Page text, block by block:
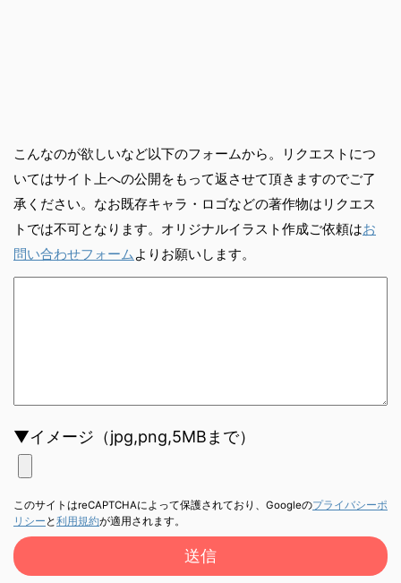
こんなのが欲しいなど以下のフォームから。リクエストにつ
いてはサイト上への公開をもって返させて頂きますのでご了
承ください。なお既存キャラ・ロゴなどの著作物はリクエス
トでは不可となります。オリジナルイラスト作成ご依頼はお
問い合わせフォーム よりお願いします。
▼イメージ（jpg,png,5MBまで）
このサイトはreCAPTCHAによって保護されており、Googleのプライバシーポ
リシー と利用規約が適用されます。